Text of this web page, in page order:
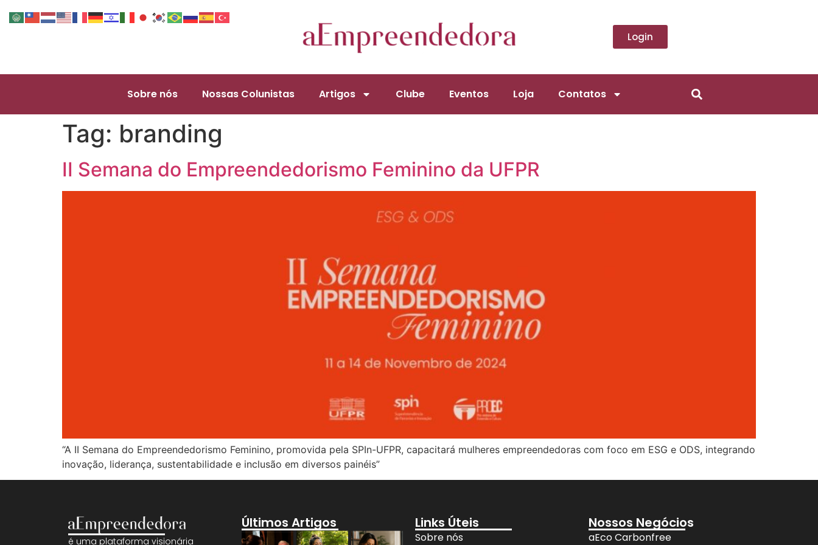
Login
Sobre nós Nossas Colunistas Artigos Clube Eventos Loja Contatos
Tag: branding
II Semana do Empreendedorismo Feminino da UFPR
“A II Semana do Empreendedorismo Feminino, promovida pela SPIn-UFPR, capacitará mulheres empreendedoras com foco em ESG e ODS, integrando
inovação, liderança, sustentabilidade e inclusão em diversos painéis”
é uma plataforma visionária
Últimos Artigos Links Úteis
Sobre nós
Nossos Negócios
aEco Carbonfree